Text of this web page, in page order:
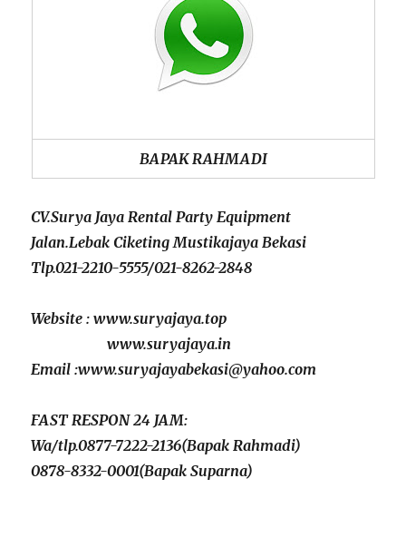
BAPAK RAHMADI
CV.Surya Jaya Rental Party Equipment
Jalan.Lebak Ciketing Mustikajaya Bekasi
Tlp.021-2210-5555/021-8262-2848
Website : www.suryajaya.top
www.suryajaya.in
Email :www.suryajayabekasi@yahoo.com
FAST RESPON 24 JAM:
Wa/tlp.0877-7222-2136(Bapak Rahmadi)
0878-8332-0001(Bapak Suparna)